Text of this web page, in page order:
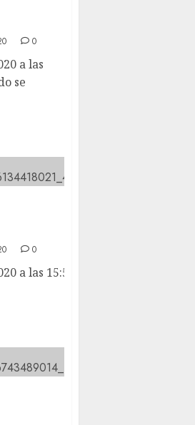
0
a las
se
0
a las 15:57 Hay que reconocer